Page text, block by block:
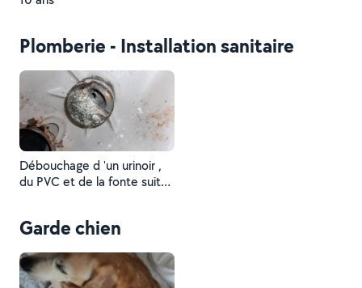
Plomberie - Installation sanitaire
Débouchage d 'un urinoir ,
du PVC et de la fonte suite
Garde chien